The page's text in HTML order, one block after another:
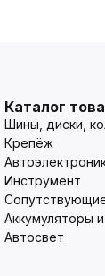
Каталог
Шины, диски,
Крепёж
Инструмент
Аккумуляторы
Автосвет